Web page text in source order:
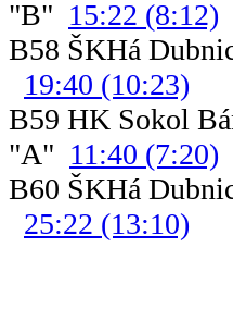
"B" 15:22 (8:12)
B58 ŠKHá
19:40 (10:23)
B59 HK Sokol
"A" 11:40 (7:20)
B60 ŠKHá
25:22 (13:10)